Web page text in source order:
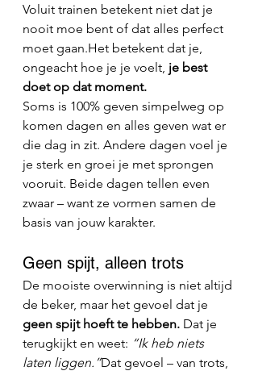
Voluit trainen betekent niet dat je
nooit moe bent of dat alles perfect
moet gaan.Het betekent dat je,
ongeacht hoe je je voelt, je best
doet op dat moment.
Soms is 100% geven simpelweg op
komen dagen en alles geven wat er
die dag in zit. Andere dagen voel je
je sterk en groei je met sprongen
vooruit. Beide dagen tellen even
zwaar – want ze vormen samen de
basis van jouw karakter.
Geen spijt, alleen trots
De mooiste overwinning is niet altijd
de beker, maar het gevoel dat je
geen spijt hoeft te hebben. Dat je
terugkijkt en weet: “Ik heb niets
laten liggen.”Dat gevoel – van trots,